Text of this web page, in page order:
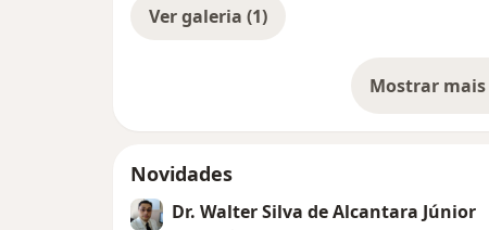
Ver galeria (1)
Mostrar
Novidades
Dr. Walter Silva de Alcantara Júnior